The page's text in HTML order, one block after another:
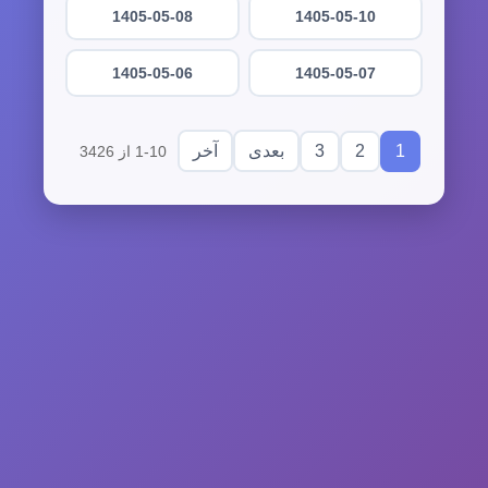
1405-05-10
1405-05-08
1405-05-07
1405-05-06
1
2
3 بعدی آخر 1-10 از 3426